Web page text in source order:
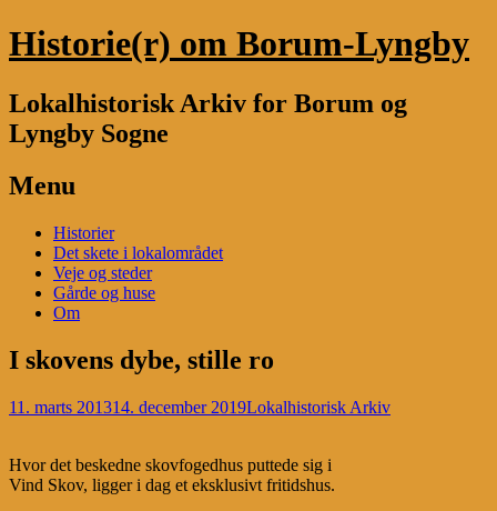
Historie(r) om Borum-Lyngby
Lokalhistorisk Arkiv for Borum og
Lyngby Sogne
Menu
Skip
content
Historier
Det skete i lokalområdet
Veje og steder
Gårde og huse
Om
I skovens dybe, stille ro
11. marts 201314. december 2019Lokalhistorisk Arkiv
Hvor det beskedne skovfogedhus puttede sig i
Vind Skov, ligger i dag et eksklusivt fritidshus.